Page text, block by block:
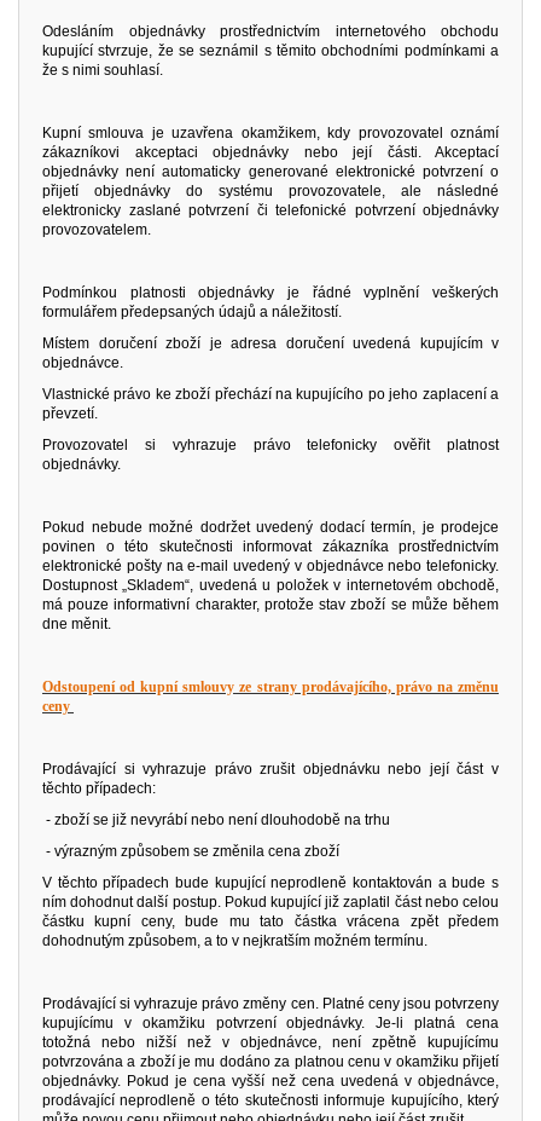
Odesláním objednávky prostřednictvím internetového obchodu
kupující stvrzuje, že se seznámil s těmito obchodními podmínkami a
že s nimi souhlasí.
Kupní smlouva je uzavřena okamžikem, kdy provozovatel oznámí
zákazníkovi akceptaci objednávky nebo její části. Akceptací
objednávky není automaticky generované elektronické potvrzení o
přijetí objednávky do systému provozovatele, ale následné
elektronicky zaslané potvrzení či telefonické potvrzení objednávky
provozovatelem.
Podmínkou platnosti objednávky je řádné vyplnění veškerých
formulářem předepsaných údajů a náležitostí.
Místem doručení zboží je adresa doručení uvedená kupujícím v
objednávce.
Vlastnické právo ke zboží přechází na kupujícího po jeho zaplacení a
převzetí.
Provozovatel si vyhrazuje právo telefonicky ověřit platnost
objednávky.
Pokud nebude možné dodržet uvedený dodací termín, je prodejce
povinen o této skutečnosti informovat zákazníka prostřednictvím
elektronické pošty na e-mail uvedený v objednávce nebo telefonicky.
Dostupnost „Skladem“, uvedená u položek v internetovém obchodě,
má pouze informativní charakter, protože stav zboží se může během
dne měnit.
Odstoupení od kupní smlouvy ze strany prodávajícího, právo na změnu
ceny
Prodávající si vyhrazuje právo zrušit objednávku nebo její část v
těchto případech:
- zboží se již nevyrábí nebo není dlouhodobě na trhu
- výrazným způsobem se změnila cena zboží
V těchto případech bude kupující neprodleně kontaktován a bude s
ním dohodnut další postup. Pokud kupující již zaplatil část nebo celou
částku kupní ceny, bude mu tato částka vrácena zpět předem
dohodnutým způsobem, a to v nejkratším možném termínu.
Prodávající si vyhrazuje právo změny cen. Platné ceny jsou potvrzeny
kupujícímu v okamžiku potvrzení objednávky. Je-li platná cena
totožná nebo nižší než v objednávce, není zpětně kupujícímu
potvrzována a zboží je mu dodáno za platnou cenu v okamžiku přijetí
objednávky. Pokud je cena vyšší než cena uvedená v objednávce,
prodávající neprodleně o této skutečnosti informuje kupujícího, který